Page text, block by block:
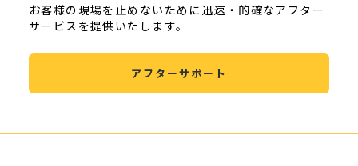
お客様の現場を止めないために迅速・的確なアフター
サービスを提供いたします。
アフターサポート